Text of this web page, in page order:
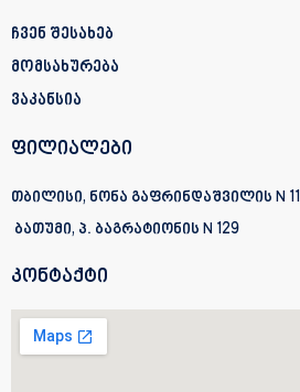
ჩვენ შესახებ
მომსახურება
ვაკანსია
ფილიალები
თბილისი, ნონა გაფრინდაშვილის N 11
ბათუმი, პ. ბაგრატიონის N 129
კონტაქტი